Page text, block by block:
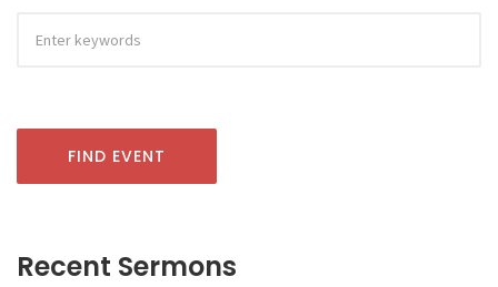
FIND EVENT
Recent Sermons